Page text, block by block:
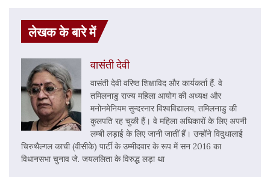
लेखक के बारे में
वासंती देवी
वासंती देवी वरिष्ठ शिक्षाविद और कार्यकर्ता हैं. वे
तमिलनाडु राज्य महिला आयोग की अध्यक्ष और
मनोनमेनियम सुन्दरनार विश्वविद्यालय, तमिलनाडु की
कुलपति रह चुकी हैं। वे महिला अधिकारों के लिए अपनी
लम्बी लड़ाई के लिए जानी जातीं हैं। उन्होंने विदुथालाई
चिरुथैल्गल काची (वीसीके) पार्टी के उम्मीदवार के रूप में सन 2016 का
विधानसभा चुनाव जे. जयललिता के विरुद्ध लड़ा था